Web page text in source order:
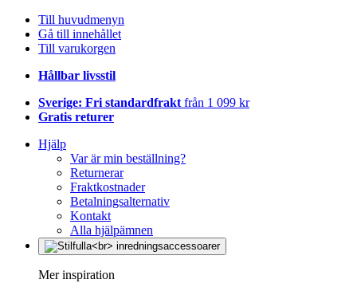
Till huvudmenyn
Gå till innehållet
Till varukorgen
Hållbar livsstil
Sverige: Fri standardfrakt från 1 099 kr
Gratis returer
Hjälp
Var är min beställning?
Returnerar
Fraktkostnader
Betalningsalternativ
Kontakt
Alla hjälpämnen
Mer inspiration